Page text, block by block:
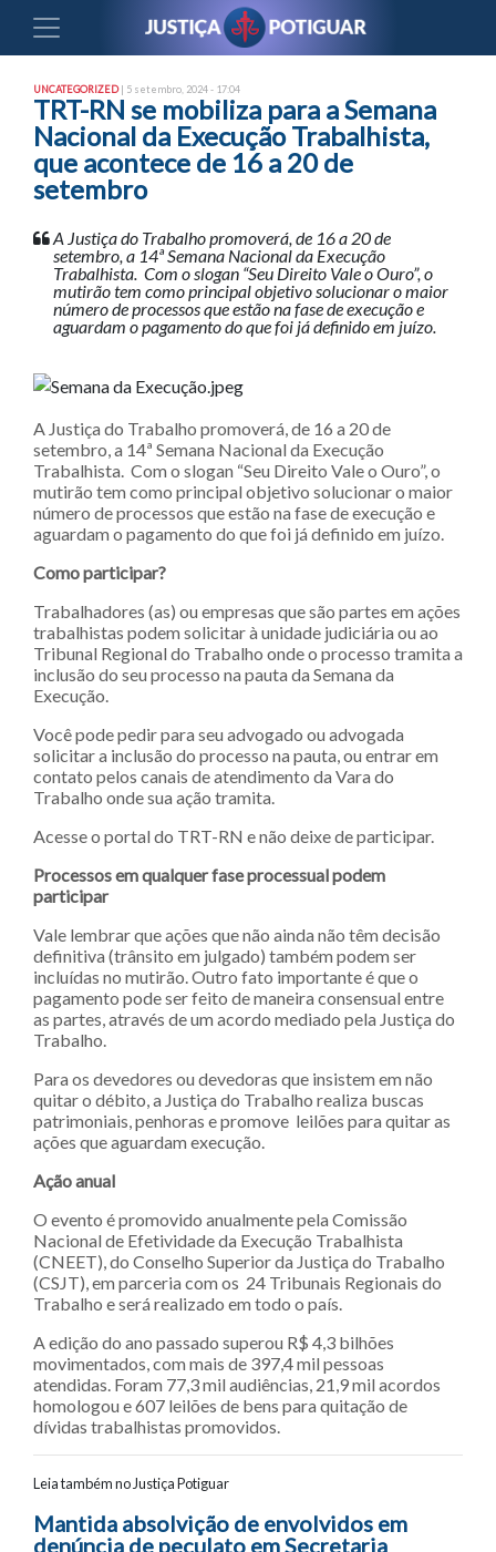
UNCATEGORIZED| 5 setembro, 2024 - 17:04
TRT-RN se mobiliza para a Semana
Nacional da Execução Trabalhista,
que acontece de 16 a 20 de
setembro
A Justiça do Trabalho promoverá, de 16 a 20 de
setembro, a 14ª Semana Nacional da Execução
Trabalhista. Com o slogan “Seu Direito Vale o Ouro”, o
mutirão tem como principal objetivo solucionar o maior
número de processos que estão na fase de execução e
aguardam o pagamento do que foi já definido em juízo.
A Justiça do Trabalho promoverá, de 16 a 20 de
setembro, a 14ª Semana Nacional da Execução
Trabalhista. Com o slogan “Seu Direito Vale o Ouro”, o
mutirão tem como principal objetivo solucionar o maior
número de processos que estão na fase de execução e
aguardam o pagamento do que foi já definido em juízo.
Como participar?
Trabalhadores (as) ou empresas que são partes em ações
trabalhistas podem solicitar à unidade judiciária ou ao
Tribunal Regional do Trabalho onde o processo tramita a
inclusão do seu processo na pauta da Semana da
Execução.
Você pode pedir para seu advogado ou advogada
solicitar a inclusão do processo na pauta, ou entrar em
contato pelos canais de atendimento da Vara do
Trabalho onde sua ação tramita.
Acesse o portal do TRT-RN e não deixe de participar.
Processos em qualquer fase processual podem
participar
Vale lembrar que ações que não ainda não têm decisão
definitiva (trânsito em julgado) também podem ser
incluídas no mutirão. Outro fato importante é que o
pagamento pode ser feito de maneira consensual entre
as partes, através de um acordo mediado pela Justiça do
Trabalho.
Para os devedores ou devedoras que insistem em não
quitar o débito, a Justiça do Trabalho realiza buscas
patrimoniais, penhoras e promove leilões para quitar as
ações que aguardam execução.
Ação anual
O evento é promovido anualmente pela Comissão
Nacional de Efetividade da Execução Trabalhista
(CNEET), do Conselho Superior da Justiça do Trabalho
(CSJT), em parceria com os 24 Tribunais Regionais do
Trabalho e será realizado em todo o país.
A edição do ano passado superou R$ 4,3 bilhões
movimentados, com mais de 397,4 mil pessoas
atendidas. Foram 77,3 mil audiências, 21,9 mil acordos
homologou e 607 leilões de bens para quitação de
dívidas trabalhistas promovidos.
Leia também no Justiça Potiguar
Navegação entre posts
Mantida absolvição de envolvidos em
denúncia de peculato em Secretaria